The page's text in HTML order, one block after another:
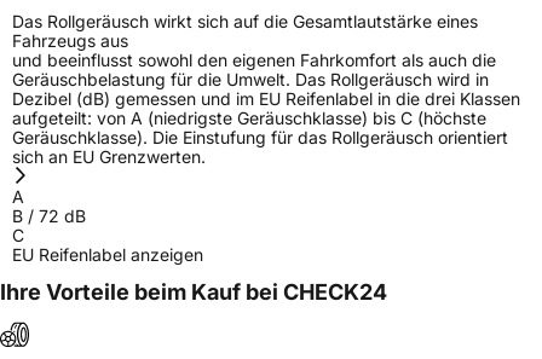
Allgemeine Produktsicherheit (GPSR)
HerstellerkontaktApollo Tyres NL B.V., Ir. E.L.C. Schiffstraat
370 7547 RD Enschede Niederlande,
www.apollotyres.com
Das Rollgeräusch wirkt sich auf die Gesamtlautstärke eines
Fahrzeugs aus
und beeinflusst sowohl den eigenen Fahrkomfort als auch die
Geräuschbelastung für die Umwelt. Das Rollgeräusch wird in
Dezibel (dB) gemessen und im EU Reifenlabel in die drei Klassen
aufgeteilt: von A (niedrigste Geräuschklasse) bis C (höchste
Geräuschklasse). Die Einstufung für das Rollgeräusch orientiert
sich an EU Grenzwerten.
A
B / 72 dB
C
EU Reifenlabel anzeigen
Ihre Vorteile beim Kauf bei CHECK24